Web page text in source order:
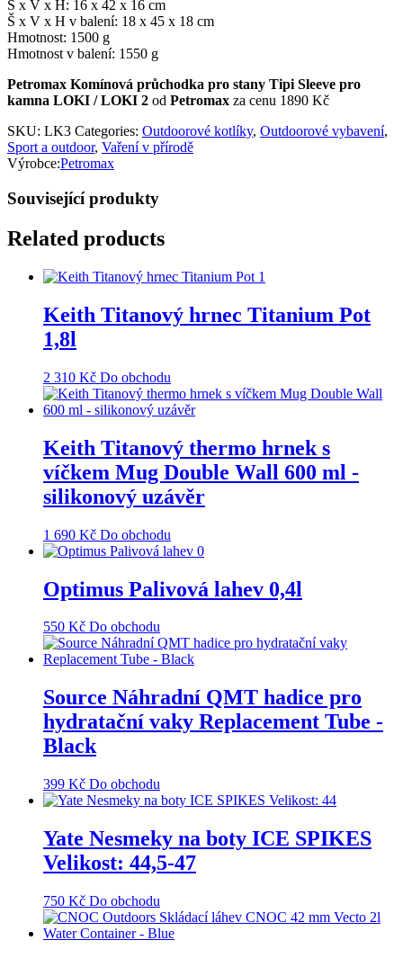
Š x V x H: 16 x 42 x 16 cm
Š x V x H v balení: 18 x 45 x 18 cm
Hmotnost: 1500 g
Hmotnost v balení: 1550 g
Petromax Komínová průchodka pro stany Tipi Sleeve pro
kamna LOKI / LOKI 2 od Petromax za cenu 1890 Kč
SKU: LK3 Categories: Outdoorové kotlíky, Outdoorové vybavení,
Sport a outdoor, Vaření v přírodě
Výrobce:Petromax
Související produkty
Related products
Keith Titanový hrnec Titanium Pot
1,8l
2 310 Kč Do obchodu
Keith Titanový thermo hrnek s
víčkem Mug Double Wall 600 ml -
silikonový uzávěr
1 690 Kč Do obchodu
Optimus Palivová lahev 0,4l
550 Kč Do obchodu
Source Náhradní QMT hadice pro
hydratační vaky Replacement Tube -
Black
399 Kč Do obchodu
Yate Nesmeky na boty ICE SPIKES
Velikost: 44,5-47
750 Kč Do obchodu